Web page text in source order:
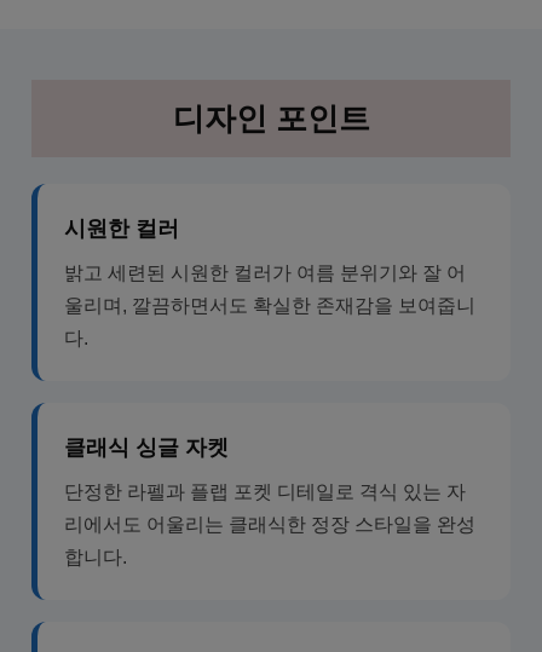
디자인 포인트
시원한 컬러
밝고 세련된 시원한 컬러가 여름 분위기와 잘 어
울리며, 깔끔하면서도 확실한 존재감을 보여줍니
다.
클래식 싱글 자켓
단정한 라펠과 플랩 포켓 디테일로 격식 있는 자
리에서도 어울리는 클래식한 정장 스타일을 완성
합니다.